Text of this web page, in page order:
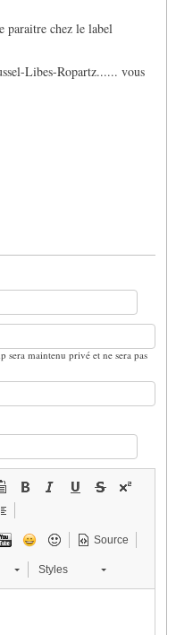
paraitre chez le label
Libes-Ropartz...... vous
sera maintenu privé et ne sera pas
Source
Styles